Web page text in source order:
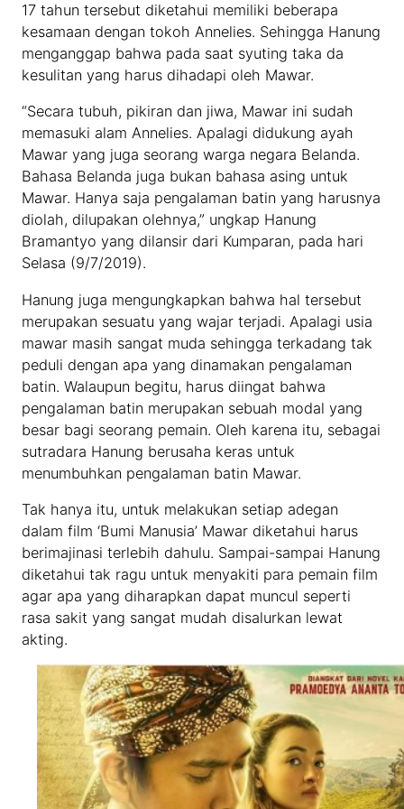
17 tahun tersebut diketahui memiliki beberapa
kesamaan dengan tokoh Annelies. Sehingga Hanung
menganggap bahwa pada saat syuting taka da
kesulitan yang harus dihadapi oleh Mawar.
“Secara tubuh, pikiran dan jiwa, Mawar ini sudah
memasuki alam Annelies. Apalagi didukung ayah
Mawar yang juga seorang warga negara Belanda.
Bahasa Belanda juga bukan bahasa asing untuk
Mawar. Hanya saja pengalaman batin yang harusnya
diolah, dilupakan olehnya,” ungkap Hanung
Bramantyo yang dilansir dari Kumparan, pada hari
Selasa (9/7/2019).
Hanung juga mengungkapkan bahwa hal tersebut
merupakan sesuatu yang wajar terjadi. Apalagi usia
mawar masih sangat muda sehingga terkadang tak
peduli dengan apa yang dinamakan pengalaman
batin. Walaupun begitu, harus diingat bahwa
pengalaman batin merupakan sebuah modal yang
besar bagi seorang pemain. Oleh karena itu, sebagai
sutradara Hanung berusaha keras untuk
menumbuhkan pengalaman batin Mawar.
Tak hanya itu, untuk melakukan setiap adegan
dalam film ‘Bumi Manusia’ Mawar diketahui harus
berimajinasi terlebih dahulu. Sampai-sampai Hanung
diketahui tak ragu untuk menyakiti para pemain film
agar apa yang diharapkan dapat muncul seperti
rasa sakit yang sangat mudah disalurkan lewat
akting.